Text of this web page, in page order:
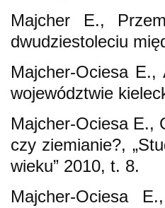
Majcher E.,
dwudziestoleciu
Majcher-Ociesa E.,
województwie
Majcher-Ociesa E.,
czy ziemianie?,
wieku” 2010, t. 8.
Majcher-Ociesa